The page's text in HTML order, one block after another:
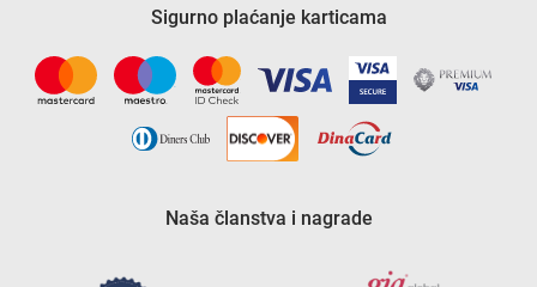
Sigurno plaćanje karticama
Naša članstva i nagrade